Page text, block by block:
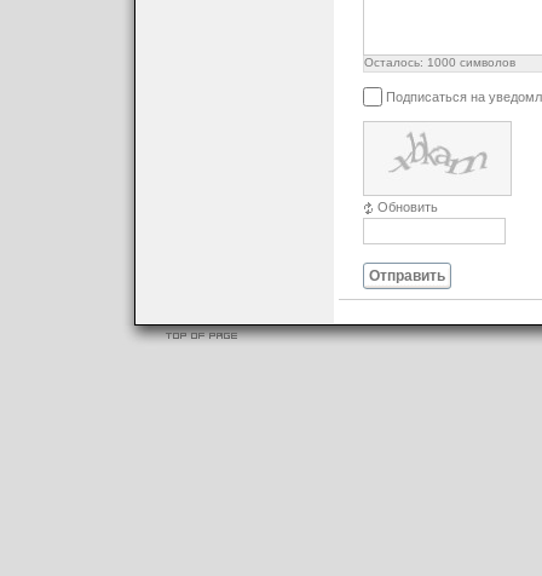
Осталось: 1000 символов
Подписаться на
Обновить
Отправить